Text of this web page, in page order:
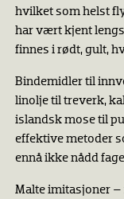
hvilket som helst
har vært kjent
finnes i rødt, gult,
Bindemidler til
linolje til treverk,
islandsk mose til
effektive metoder
ennå ikke nådd
Malte imitasjoner